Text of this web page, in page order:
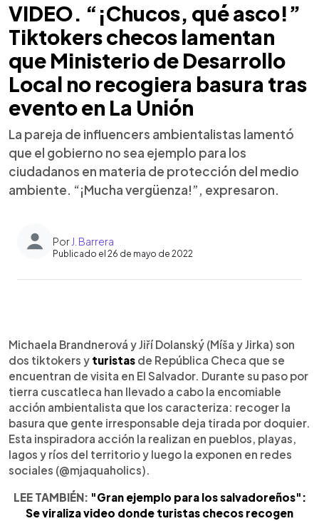
VIDEO. “¡Chucos, qué asco!”
Tiktokers checos lamentan
que Ministerio de Desarrollo
Local no recogiera basura tras
evento en La Unión
La pareja de influencers ambientalistas lamentó
que el gobierno no sea ejemplo para los
ciudadanos en materia de protección del medio
ambiente. “¡Mucha vergüenza!”, expresaron.
Por J. Barrera
Publicado el 26 de mayo de 2022
► Escuchar artículo
Michaela Brandnerová y Jiří Dolanský (Míša y Jirka) son
dos tiktokers y turistas de República Checa que se
encuentran de visita en El Salvador. Durante su paso por
tierra cuscatleca han llevado a cabo la encomiable
acción ambientalista que los caracteriza: recoger la
basura que gente irresponsable deja tirada por doquier.
Esta inspiradora acción la realizan en pueblos, playas,
lagos y ríos del territorio y luego la exponen en redes
sociales (@mjaquaholics).
LEE TAMBIÉN: "Gran ejemplo para los salvadoreños":
Se viraliza video donde turistas checos recogen